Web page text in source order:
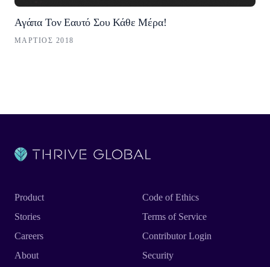
Αγάπα Τον Εαυτό Σου Κάθε Μέρα!
ΜΆΡΤΙΟΣ 2018
Product
Stories
Careers
About
Code of Ethics
Terms of Service
Contributor Login
Security